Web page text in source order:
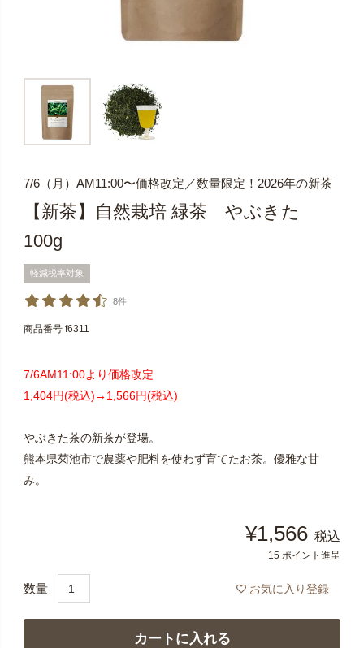
7/6（月）AM11:00〜価格改定／数量限定！2026年の新茶
【新茶】自然栽培 緑茶 やぶきた
100g
軽減税率対象
8件
商品番号 f6311
7/6AM11:00より価格改定
1,404円(税込)→1,566円(税込)
やぶきた茶の新茶が登場。
熊本県菊池市で農薬や肥料を使わず育てたお茶。優雅な甘
み。
¥1,566 税込
15 ポイント進呈
お気に入り登録
カートに入れる